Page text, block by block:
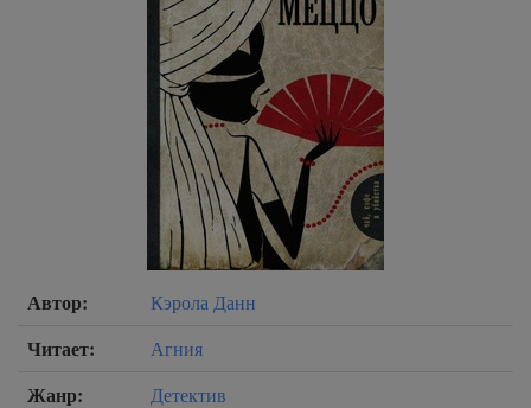
Автор: Кэрола Данн
Читает: Агния
Жанр: Детектив